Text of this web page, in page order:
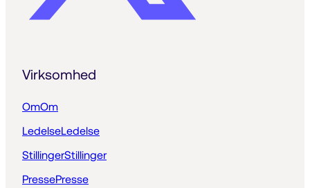
Virksomhed
OmOm
LedelseLedelse
StillingerStillinger
PressePresse